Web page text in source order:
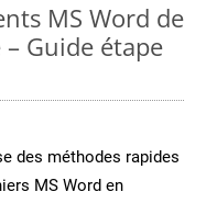
MS Word de
Guide étape
des méthodes rapides
MS Word en